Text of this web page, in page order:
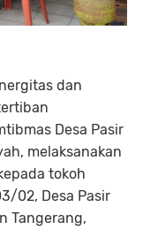
dan
Desa Pasir
melaksanakan
tokoh
02, Desa Pasir
Tangerang,